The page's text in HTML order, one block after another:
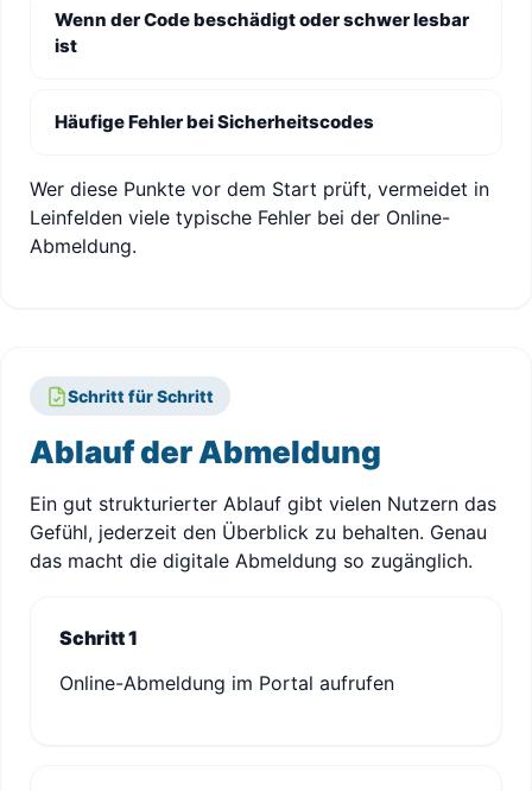
Wenn der Code beschädigt oder schwer lesbar
ist
Häufige Fehler bei Sicherheitscodes
Wer diese Punkte vor dem Start prüft, vermeidet in
Leinfelden viele typische Fehler bei der Online-
Abmeldung.
Schritt für Schritt
Ablauf der Abmeldung
Ein gut strukturierter Ablauf gibt vielen Nutzern das
Gefühl, jederzeit den Überblick zu behalten. Genau
das macht die digitale Abmeldung so zugänglich.
Schritt 1
Online-Abmeldung im Portal aufrufen